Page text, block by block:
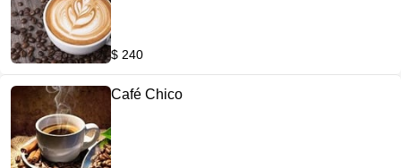
$ 240
Café Chico